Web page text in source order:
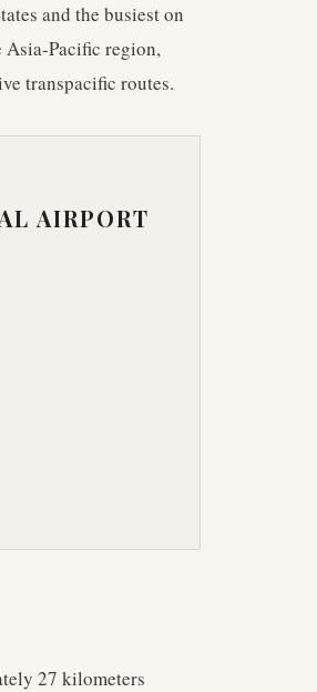
and the busiest on
Asia-Pacific region,
transpacific routes.
AIRPORT
27 kilometers